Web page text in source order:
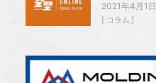
2021年4月1日
コラム